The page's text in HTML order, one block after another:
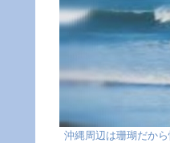
沖縄周辺は珊瑚だか